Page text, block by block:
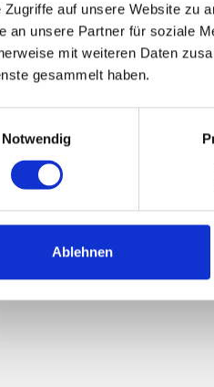
Zugriffe auf unsere Website zu
an unsere Partner für soziale
mit weiteren Daten
gesammelt haben.
Notwendig
Ablehnen